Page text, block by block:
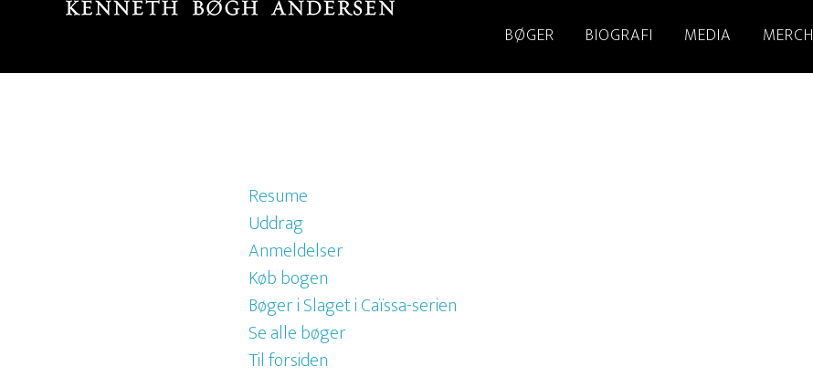
BØGER BIOGRAFI MEDIA MERCH
Resume
Uddrag
Anmeldelser
Køb bogen
Bøger i Slaget i Caïssa-serien
Se alle bøger
Til forsiden